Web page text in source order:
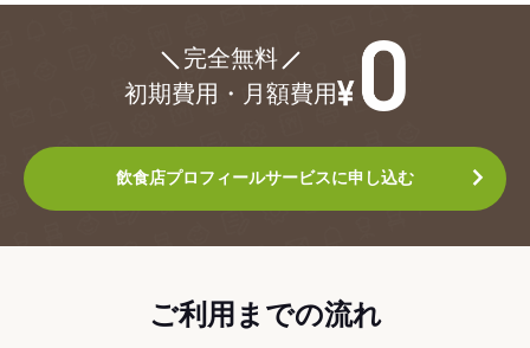
完全無料
初期費用・月額費用
飲食店プロフィールサービスに申し込む
ご利用までの流れ